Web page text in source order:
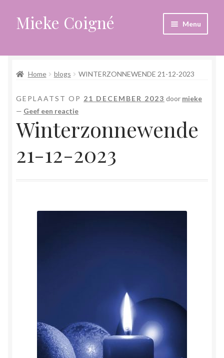
Ga
door
navigatie
Ga
naar
inhoud
Mieke Coigné Menu
Afrekenen
Algemene voorwaarden
Anders leven in een sterk veranderende tijd
Bewust omgaan met hoog gevoeligheid
Blogs
Narcisme
Home blogs WINTERZONNEWENDE 21-12-2023
GEPLAATST OP 21 DECEMBER 2023 door mieke
— Geef een reactie
Winterzonnewende
21-12-2023